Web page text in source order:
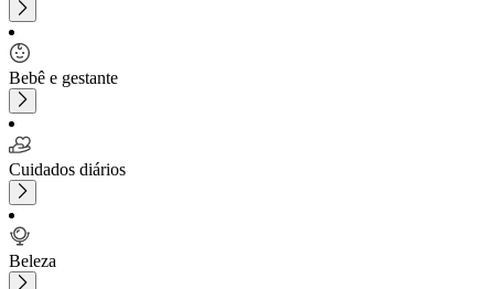
Bebê e gestante
Cuidados diários
Beleza